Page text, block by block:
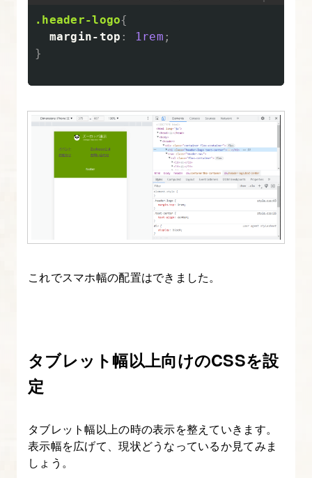
.header-logo{
margin-top : 1rem ;
}
これでスマホ幅の配置はできました。
タブレット幅以上向けのCSSを設
定
タブレット幅以上の時の表示を整えていきます。
表示幅を広げて、現状どうなっているか見てみま
しょう。